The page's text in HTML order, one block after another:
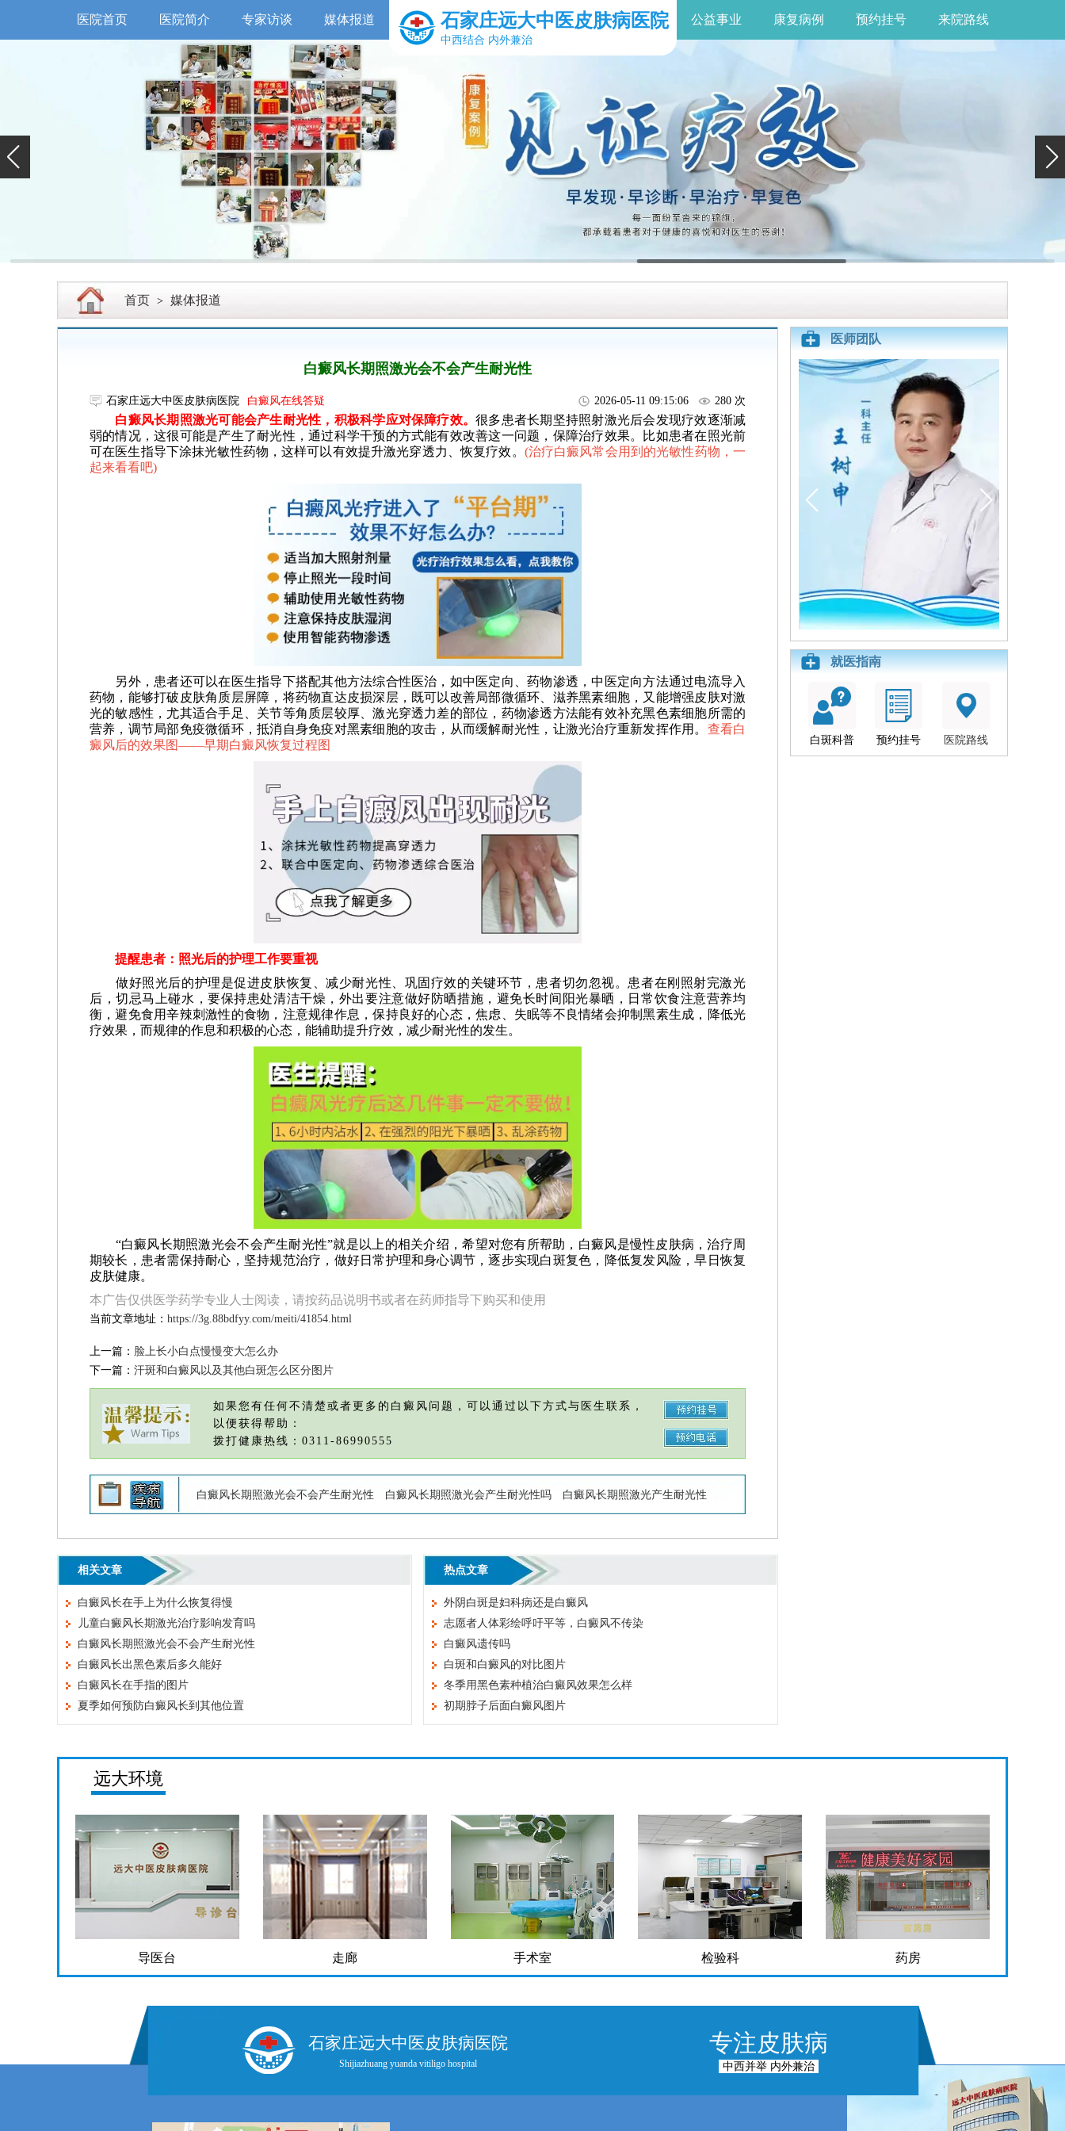
医院首页 医院简介 专家访谈 媒体报道 石家庄远大中医皮肤病医院
中西结合 内外兼治
公益事业 康复病例 预约挂号 来院路线
首页 > 媒体报道
白癜风长期照激光会不会产生耐光性
石家庄远大中医皮肤病医院 白癜风在线答疑 2026-05-11 09:15:06 280 次
白癜风长期照激光可能会产生耐光性，积极科学应对保障疗效。很多患者长期坚持照射激光后会发现疗效逐渐减
弱的情况，这很可能是产生了耐光性，通过科学干预的方式能有效改善这一问题，保障治疗效果。比如患者在照光前
可在医生指导下涂抹光敏性药物，这样可以有效提升激光穿透力、恢复疗效。 (治疗白癜风常会用到的光敏性药物，一
起来看看吧)
另外，患者还可以在医生指导下搭配其他方法综合性医治，如中医定向、药物渗透，中医定向方法通过电流导入
药物，能够打破皮肤角质层屏障，将药物直达皮损深层，既可以改善局部微循环、滋养黑素细胞，又能增强皮肤对激
光的敏感性，尤其适合手足、关节等角质层较厚、激光穿透力差的部位，药物渗透方法能有效补充黑色素细胞所需的
营养，调节局部免疫微循环，抵消自身免疫对黑素细胞的攻击，从而缓解耐光性，让激光治疗重新发挥作用。 查看白
癜风后的效果图——早期白癜风恢复过程图
提醒患者：照光后的护理工作要重视
做好照光后的护理是促进皮肤恢复、减少耐光性、巩固疗效的关键环节，患者切勿忽视。患者在刚照射完激光
后，切忌马上碰水，要保持患处清洁干燥，外出要注意做好防晒措施，避免长时间阳光暴晒，日常饮食注意营养均
衡，避免食用辛辣刺激性的食物，注意规律作息，保持良好的心态，焦虑、失眠等不良情绪会抑制黑素生成，降低光
疗效果，而规律的作息和积极的心态，能辅助提升疗效，减少耐光性的发生。
“白癜风长期照激光会不会产生耐光性”就是以上的相关介绍，希望对您有所帮助，白癜风是慢性皮肤病，治疗周
期较长，患者需保持耐心，坚持规范治疗，做好日常护理和身心调节，逐步实现白斑复色，降低复发风险，早日恢复
皮肤健康。
本广告仅供医学药学专业人士阅读，请按药品说明书或者在药师指导下购买和使用
当前文章地址： https://3g.88bdfyy.com/meiti/41854.html
上一篇： 脸上长小白点慢慢变大怎么办
下一篇： 汗斑和白癜风以及其他白斑怎么区分图片
如果您有任何不清楚或者更多的白癜风问题，可以通过以下方式与医生联系，
以便获得帮助：
拨打健康热线：0311-86990555
白癜风长期照激光会不会产生耐光性 白癜风长期照激光会产生耐光性吗 白癜风长期照激光产生耐光性
相关文章
白癜风长在手上为什么恢复得慢
儿童白癜风长期激光治疗影响发育吗
白癜风长期照激光会不会产生耐光性
白癜风长出黑色素后多久能好
白癜风长在手指的图片
夏季如何预防白癜风长到其他位置
热点文章
外阴白斑是妇科病还是白癜风
志愿者人体彩绘呼吁平等，白癜风不传染
白癜风遗传吗
白斑和白癜风的对比图片
冬季用黑色素种植治白癜风效果怎么样
初期脖子后面白癜风图片
医师团队
就医指南
白斑科普 预约挂号 医院路线
远大环境
导医台 走廊 手术室 检验科 药房
石家庄远大中医皮肤病医院
Shijiazhuang yuanda vitiligo hospital
专注皮肤病
中西并举 内外兼治